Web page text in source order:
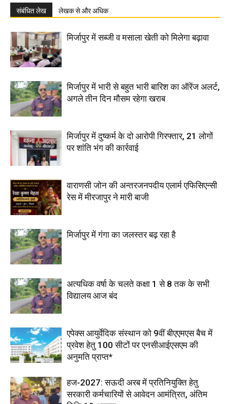
संबंधित लेख लेखक से और अधिक
मिर्जापुर में सब्जी व मसाला खेती को मिलेगा बढ़ावा
मिर्जापुर में भारी से बहुत भारी बारिश का ऑरेंज अलर्ट,
अगले तीन दिन मौसम रहेगा खराब
मिर्जापुर में दुष्कर्म के दो आरोपी गिरफ्तार, 21 लोगों
पर शांति भंग की कार्रवाई
वाराणसी जोन की अन्तरजनपदीय एलार्म एफिसिएन्सी
रेस में मीरजापुर ने मारी बाजी
मिर्जापुर में गंगा का जलस्तर बढ़ रहा है
अत्यधिक वर्षा के चलते कक्षा 1 से 8 तक के सभी
विद्यालय आज बंद
एपेक्स आयुर्वेदिक संस्थान को 9वीं बीएएमएस बैच में
प्रवेश हेतु 100 सीटों पर एनसीआईएसएम की
अनुमति प्राप्त*
हज-2027: सऊदी अरब में प्रतिनियुक्ति हेतु
सरकारी कर्मचारियों से आवेदन आमंत्रित, अंतिम